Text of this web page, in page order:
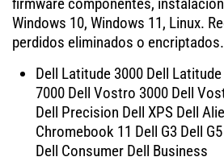
Windows 10, Windows 11, Linux.
perdidos eliminados o encriptados.
Dell Latitude 3000 Dell
7000 Dell Vostro 3000 Dell
Dell Precision Dell XPS Dell
Chromebook 11 Dell G3 Dell
Dell Consumer Dell Business